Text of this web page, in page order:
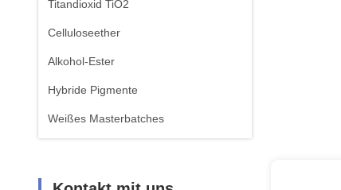
Titandioxid TiO2
Celluloseether
Alkohol-Ester
Hybride Pigmente
Weißes Masterbatches